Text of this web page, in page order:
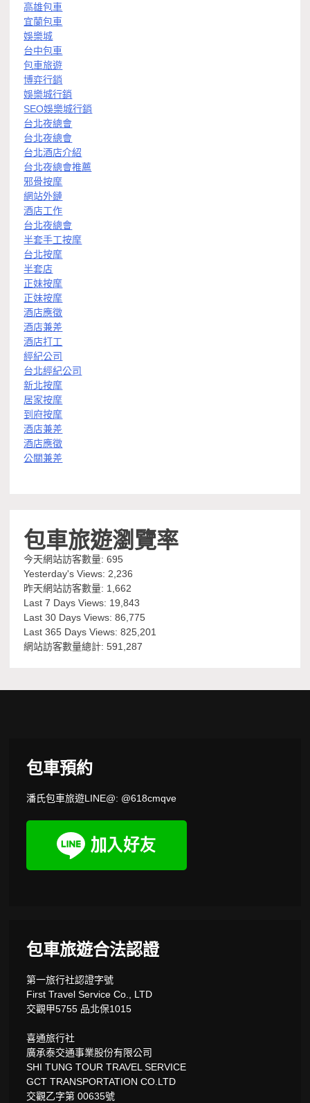
高雄包車
宜蘭包車
娛樂城
台中包車
包車旅遊
博弈行銷
娛樂城行銷
SEO娛樂城行銷
台北夜總會
台北夜總會
台北酒店介紹
台北夜總會推薦
邪骨按摩
網站外鏈
酒店工作
台北夜總會
半套手工按摩
台北按摩
半套店
正妹按摩
正妹按摩
酒店應徵
酒店兼差
酒店打工
經紀公司
台北經紀公司
新北按摩
居家按摩
到府按摩
酒店兼差
酒店應徵
公關兼差
包車旅遊瀏覽率
今天網站訪客數量:695
Yesterday's Views: 2,236
昨天網站訪客數量: 1,662
Last 7 Days Views: 19,843
Last 30 Days Views:86,775
Last 365 Days Views:825,201
網站訪客數量總計:591,287
包車預約
潘氏包車旅遊LINE@: @618cmqve
包車旅遊合法認證
第一旅行社認證字號
First Travel Service Co., LTD
交觀甲5755 品北保1015
喜通旅行社
廣承泰交通事業股份有限公司
SHI TUNG TOUR TRAVEL SERVICE
GCT TRANSPORTATION CO.LTD
交觀乙字第 00635號